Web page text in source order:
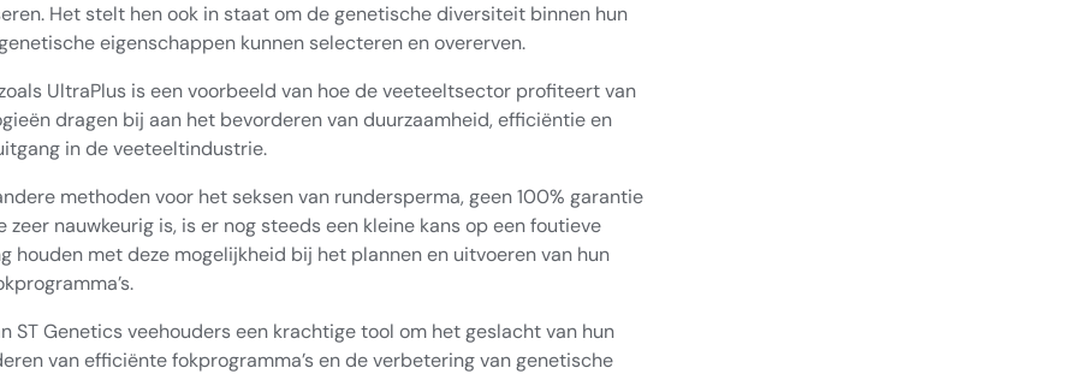
Het stelt hen ook in staat om de genetische diversiteit binnen hun
eigenschappen kunnen selecteren en overerven.
UltraPlus is een voorbeeld van hoe de veeteeltsector profiteert van
dragen bij aan het bevorderen van duurzaamheid, efficiëntie en
in de veeteeltindustrie.
methoden voor het seksen van rundersperma, geen 100% garantie
nauwkeurig is, is er nog steeds een kleine kans op een foutieve
houden met deze mogelijkheid bij het plannen en uitvoeren van hun
Genetics veehouders een krachtige tool om het geslacht van hun
van efficiënte fokprogramma’s en de verbetering van genetische